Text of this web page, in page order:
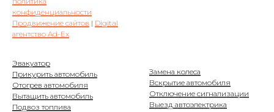
конфиденциальности
Продвижение сайтов | Digital
агентство Ad-Ex
Эвакуатор
Прикурить автомобиль
Отогрев автомобиля
Вытащить автомобиль
Подвоз топлива
Замена колеса
Вскрытие автомобиля
Отключение сигнализации
Выезд автоэлектрика